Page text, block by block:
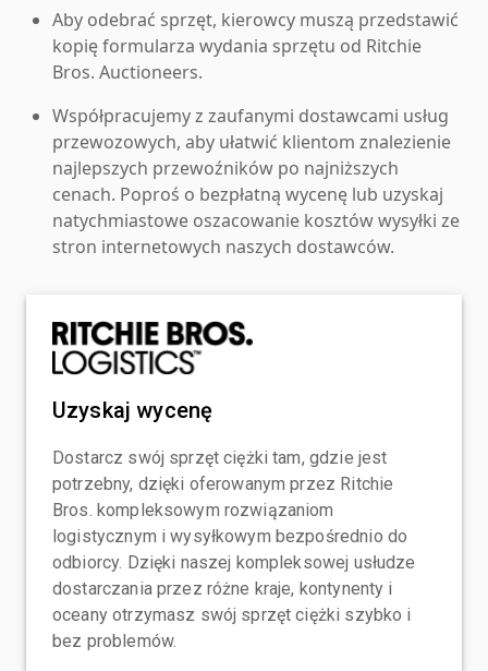
Aby odebrać sprzęt, kierowcy muszą przedstawić
kopię formularza wydania sprzętu od Ritchie
Bros. Auctioneers.
Współpracujemy z zaufanymi dostawcami usług
przewozowych, aby ułatwić klientom znalezienie
najlepszych przewoźników po najniższych
cenach. Poproś o bezpłatną wycenę lub uzyskaj
natychmiastowe oszacowanie kosztów wysyłki ze
stron internetowych naszych dostawców.
Uzyskaj wycenę
Dostarcz swój sprzęt ciężki tam, gdzie jest
potrzebny, dzięki oferowanym przez Ritchie
Bros. kompleksowym rozwiązaniom
logistycznym i wysyłkowym bezpośrednio do
odbiorcy. Dzięki naszej kompleksowej usłudze
dostarczania przez różne kraje, kontynenty i
oceany otrzymasz swój sprzęt ciężki szybko i
bez problemów.